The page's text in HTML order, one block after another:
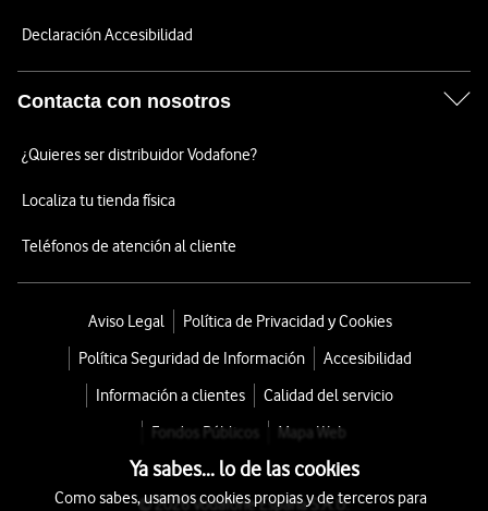
Declaración Accesibilidad
Contacta con nosotros
¿Quieres ser distribuidor Vodafone?
Localiza tu tienda física
Teléfonos de atención al cliente
Aviso Legal
Política de Privacidad y Cookies
Política Seguridad de Información
Accesibilidad
Información a clientes
Calidad del servicio
Fondos Públicos
Mapa Web
© 2026 Vodafone España S.A.U.
Ya sabes... lo de las cookies
Como sabes, usamos cookies propias y de terceros para